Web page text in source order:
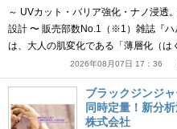
～ UVカット・バリア強化・ナノ浸透
設計 〜 販売部数No.1（※1）雑誌『
は、大人の肌変化である「薄層化（
2026年08月07日 17：36
ブラックジンジ
同時定量！新分
株式会社